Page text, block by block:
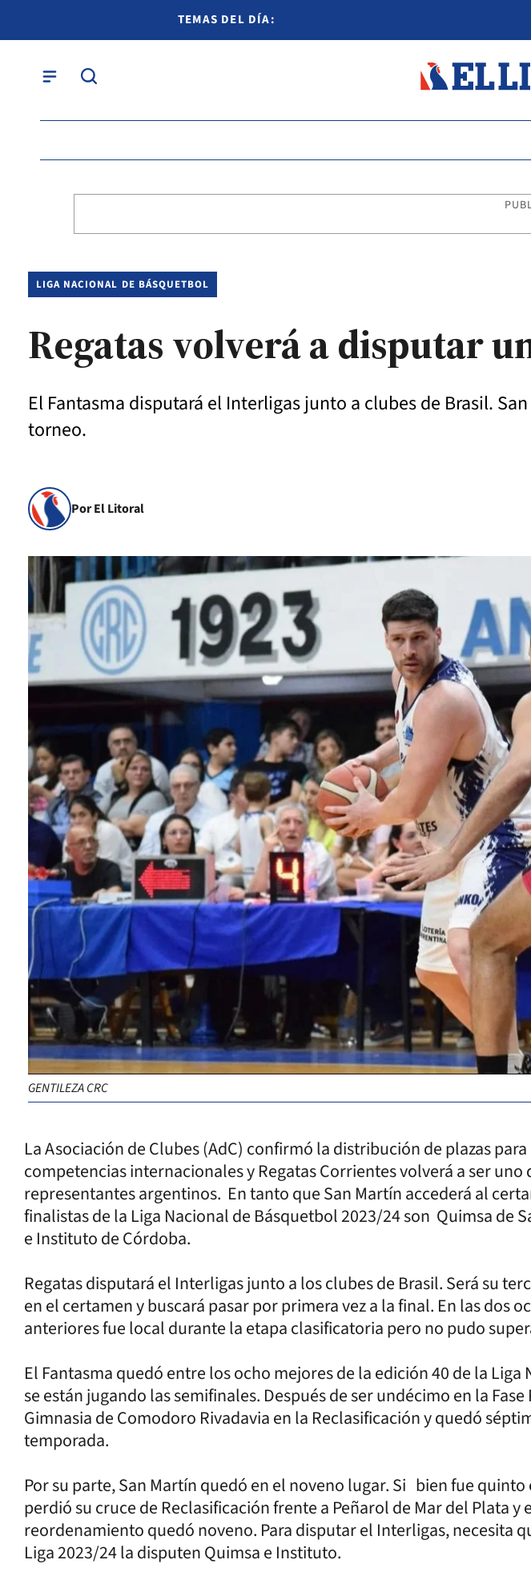
TEMAS DEL DÍA:
LIGA NACIONAL DE BÁSQUETBOL
Regatas volverá a disputar
El Fantasma disputará el Interligas junto a clubes de Brasil.
torneo.
Por El Litoral
GENTILEZA CRC
La Asociación de Clubes (AdC) confirmó la distribución de plazas
competencias internacionales y Regatas Corrientes volverá a ser uno
representantes argentinos. En tanto que San Martín accederá al
finalistas de la Liga Nacional de Básquetbol 2023/24 son Quimsa de
e Instituto de Córdoba.
Regatas disputará el Interligas junto a los clubes de Brasil. Será su
en el certamen y buscará pasar por primera vez a la final. En las dos
anteriores fue local durante la etapa clasificatoria pero no pudo
El Fantasma quedó entre los ocho mejores de la edición 40 de la Liga
se están jugando las semifinales. Después de ser undécimo en la
Gimnasia de Comodoro Rivadavia en la Reclasificación y quedó
temporada.
Por su parte, San Martín quedó en el noveno lugar. Si bien fue quinto
perdió su cruce de Reclasificación frente a Peñarol de Mar del Plata y
reordenamiento quedó noveno. Para disputar el Interligas, necesita
Liga 2023/24 la disputen Quimsa e Instituto.